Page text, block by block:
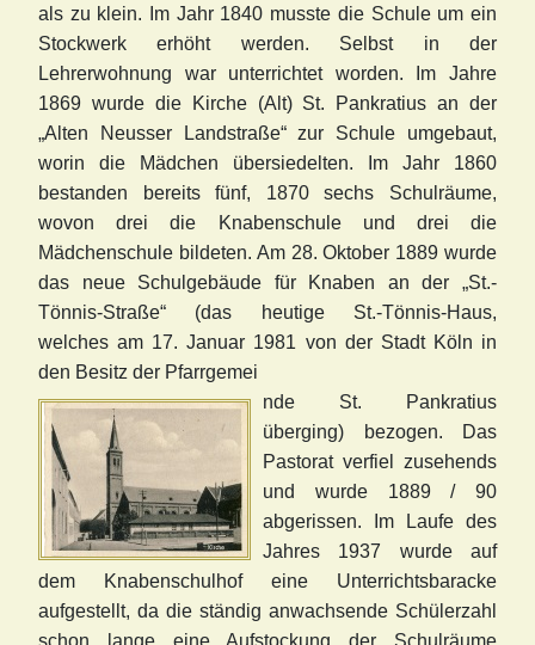
als zu klein. Im Jahr 1840 musste die Schule um ein
Stockwerk erhöht werden. Selbst in der
Lehrerwohnung war unterrichtet worden. Im Jahre
1869 wurde die Kirche (Alt) St. Pankratius an der
„Alten Neusser Landstraße“ zur Schule umgebaut,
worin die Mädchen übersiedelten. Im Jahr 1860
bestanden bereits fünf, 1870 sechs Schulräume,
wovon drei die Knabenschule und drei die
Mädchenschule bildeten. Am 28. Oktober 1889 wurde
das neue Schulgebäude für Knaben an der „St.-
Tönnis-Straße“ (das heutige St.-Tönnis-Haus,
welches am 17. Januar 1981 von der Stadt Köln in
den Besitz der Pfarrgemei
nde St. Pankratius
überging) bezogen. Das
Pastorat verfiel zusehends
und wurde 1889 / 90
abgerissen. Im Laufe des
Jahres 1937 wurde auf
dem Knabenschulhof eine Unterrichtsbaracke
aufgestellt, da die ständig anwachsende Schülerzahl